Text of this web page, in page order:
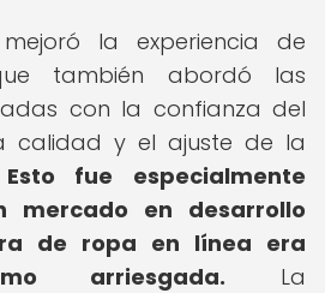
la experiencia de
también abordó las
con la confianza del
calidad y el ajuste de la
Esto fue especialmente
mercado en desarrollo
de ropa en línea era
arriesgada. La